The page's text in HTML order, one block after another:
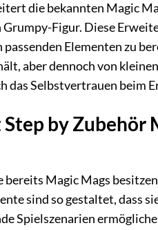
die bekannten Magic
Figur. Diese
Elementen zu
aber dennoch von
Selbstvertrauen beim
by Zubehör
Magic Mags
sind so gestaltet, dass
Spielszenarien